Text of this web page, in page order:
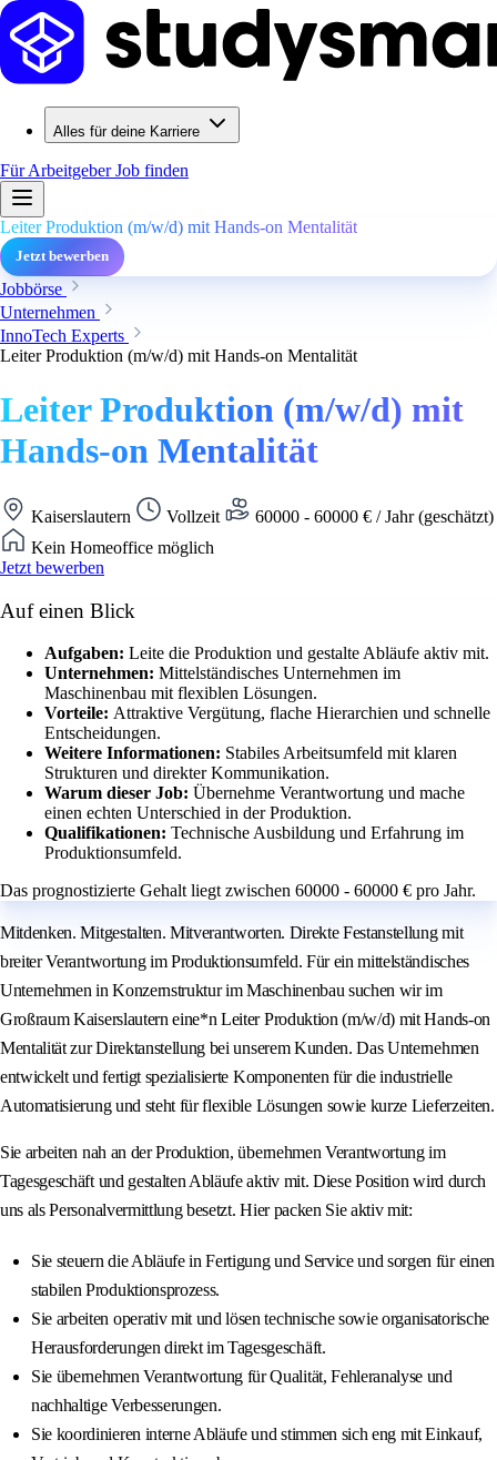
Alles für deine Karriere
Für ArbeitgeberJob finden
Leiter Produktion (m/w/d) mit Hands-on Mentalität
Jetzt bewerben
Jobbörse
Unternehmen
InnoTech Experts
Leiter Produktion (m/w/d) mit Hands-on Mentalität
Leiter Produktion (m/w/d) mit
Hands-on Mentalität
Kaiserslautern Vollzeit
60000 - 60000 € / Jahr (geschätzt)
Kein Homeoffice möglich
Jetzt bewerben
Auf einen Blick
Aufgaben: Leite die Produktion und gestalte Abläufe aktiv mit.
Unternehmen: Mittelständisches Unternehmen im
Maschinenbau mit flexiblen Lösungen.
Vorteile: Attraktive Vergütung, flache Hierarchien und schnelle
Entscheidungen.
Weitere Informationen: Stabiles Arbeitsumfeld mit klaren
Strukturen und direkter Kommunikation.
Warum dieser Job: Übernehme Verantwortung und mache
einen echten Unterschied in der Produktion.
Qualifikationen: Technische Ausbildung und Erfahrung im
Produktionsumfeld.
Das prognostizierte Gehalt liegt zwischen 60000 - 60000 € pro Jahr.
Mitdenken. Mitgestalten. Mitverantworten. Direkte Festanstellung mit
breiter Verantwortung im Produktionsumfeld. Für ein mittelständisches
Unternehmen in Konzernstruktur im Maschinenbau suchen wir im
Großraum Kaiserslautern eine*n Leiter Produktion (m/w/d) mit Hands‑on
Mentalität zur Direktanstellung bei unserem Kunden. Das Unternehmen
entwickelt und fertigt spezialisierte Komponenten für die industrielle
Automatisierung und steht für flexible Lösungen sowie kurze Lieferzeiten.
Sie arbeiten nah an der Produktion, übernehmen Verantwortung im
Tagesgeschäft und gestalten Abläufe aktiv mit. Diese Position wird durch
uns als Personalvermittlung besetzt. Hier packen Sie aktiv mit:
Sie steuern die Abläufe in Fertigung und Service und sorgen für einen
stabilen Produktionsprozess.
Sie arbeiten operativ mit und lösen technische sowie organisatorische
Herausforderungen direkt im Tagesgeschäft.
Sie übernehmen Verantwortung für Qualität, Fehleranalyse und
nachhaltige Verbesserungen.
Sie koordinieren interne Abläufe und stimmen sich eng mit Einkauf,